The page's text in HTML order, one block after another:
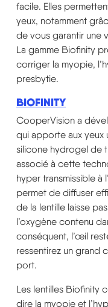
facile. Elles
yeux, notamment
de vous garantir une
La gamme Biofinity
corriger la myopie,
presbytie.
BIOFINITY
CooperVision a
qui apporte aux yeux
silicone hydrogel de
associé à cette
hyper transmissible à
permet de diffuser
de la lentille laisse
l’oxygène contenu
conséquent, l’œil
ressentirez un grand
port.
Les lentilles Biofinity
dire la myopie et